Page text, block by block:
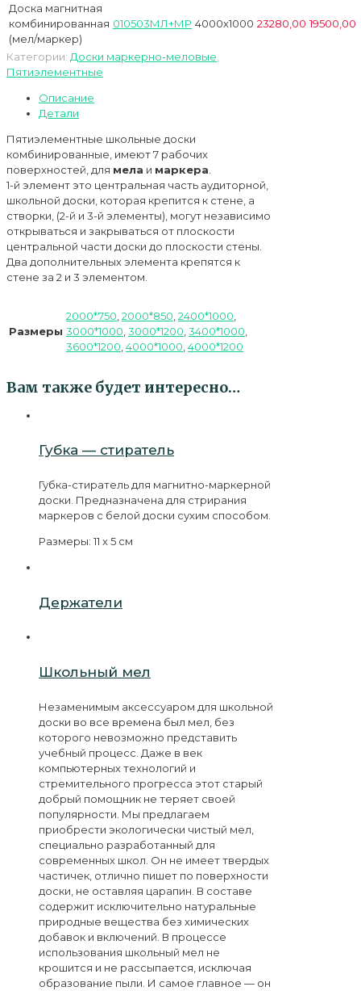
Доска магнитная
комбинированная
(мел/маркер)
010503МЛ+МР 4000х1000 23280,00 19500,00
Категории: Доски маркерно-меловые
Пятиэлементные
Описание
Детали
Пятиэлементные школьные доски
комбинированные, имеют 7 рабочих
поверхностей, для мела и маркера
1-й элемент это центральная часть аудиторной,
школьной доски, которая крепится к стене, а
створки, (2-й и 3-й элементы), могут независимо
открываться и закрываться от плоскости
центральной части доски до плоскости стены.
Два дополнительных элемента крепятся к
стене за 2 и 3 элементом.
Размеры
2000*750 2000*850 2400*1000
3000*1000 3000*1200 3400*1000
3600*1200 4000*1000 4000*1200
Вам также будет интересно…
Губка — стиратель
Губка-стиратель для магнитно-маркерной
доски. Предназначена для стрирания
маркеров с белой доски сухим способом.
Размеры: 11 x 5 см
Держатели
Школьный мел
Незаменимым аксессуаром для школьной
доски во все времена был мел, без
которого невозможно представить
учебный процесс. Даже в век
компьютерных технологий и
стремительного прогресса этот старый
добрый помощник не теряет своей
популярности. Мы предлагаем
приобрести экологически чистый мел,
специально разработанный для
современных школ. Он не имеет твердых
частичек, отлично пишет по поверхности
доски, не оставляя царапин. В составе
содержит исключительно натуральные
природные вещества без химических
добавок и включений. В процессе
использования школьный мел не
крошится и не рассыпается, исключая
образование пыли. И самое главное — он